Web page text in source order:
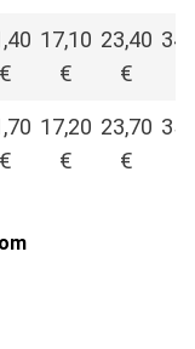
€
17,10
€
23,40
€
€
17,20
€
23,70
€